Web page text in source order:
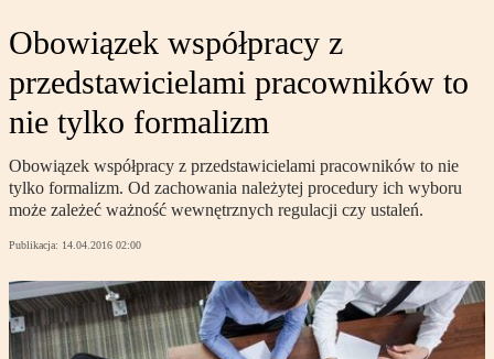
Obowiązek współpracy z
przedstawicielami pracowników to
nie tylko formalizm
Obowiązek współpracy z przedstawicielami pracowników to nie
tylko formalizm. Od zachowania należytej procedury ich wyboru
może zależeć ważność wewnętrznych regulacji czy ustaleń.
Publikacja: 14.04.2016 02:00